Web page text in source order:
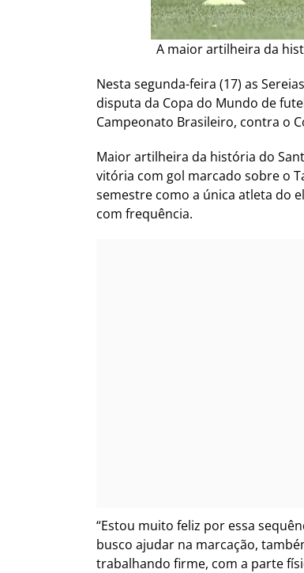
A maior artilheira da
Nesta segunda-feira (17) as
disputa da Copa do Mundo de
Campeonato Brasileiro, contra o
Maior artilheira da história do
vitória com gol marcado sobre o
semestre como a única atleta do
com frequência.
“Estou muito feliz por essa
busco ajudar na marcação,
trabalhando firme, com a parte